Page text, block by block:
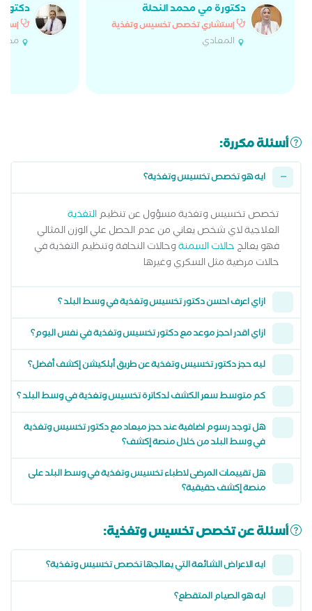
دكتورة مي محمد النحلة
إستشاري تخصص تخسيس وتغذية
المعادي
دكتور
أسئلة مكررة:
ايه هو تخصص تخسيس وتغذية؟
تخصص تخسيس وتغذية مسؤول عن تنظيمالتغذية
العلاجية لاي شخص يعاني من عدم الحصل علي الوزن المثالي
فهو يعالج حالات السمنةوحالات النحافة وتنظيم التغذية في
حالات مرضية مثل السكري وغيرها
ازاي اعرف احسن دكتور تخسيس وتغذية في وسط البلد ؟
ازاي اقدر احجز موعد مع دكتور تخسيس وتغذية في نفس اليوم؟
ليه حجز دكتور تخسيس وتغذية عن طريق أبلكيشن إكشف أفضل؟
كم متوسط سعر الكشف لدكاترة تخسيس وتغذية في وسط البلد ؟
هل توجد رسوم اضافية عند حجز ميعاد مع دكتور تخسيس وتغذية
في وسط البلد من خلال منصة إكشف؟
هل تقييمات المرضى لاطباء تخسيس وتغذية في وسط البلد على
منصة إكشف حقيقية؟
أسئلة عن تخصص تخسيس وتغذية:
ايه الاعراض الشائعة التي يعالجها تخصص تخسيس وتغذية؟
ايه هو الصيام المتقطع؟